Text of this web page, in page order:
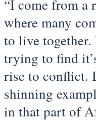
“I come from a
where many
to live
trying to find
rise to conflict.
shinning
in that part of